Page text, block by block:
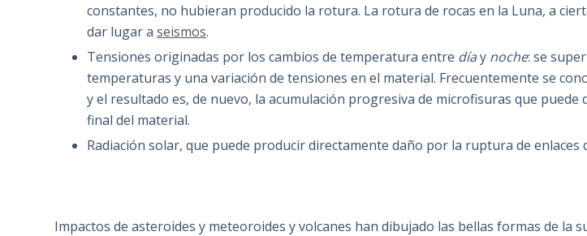
constantes, no hubieran producido la rotura. La rotura de rocas en la Luna, a
dar lugar aseismos.
Tensiones originadas por los cambios de temperatura entre díay noche: se
temperaturas y una variación de tensiones en el material. Frecuentemente se
y el resultado es, de nuevo, la acumulación progresiva de microfisuras que
final del material.
Radiación solar, que puede producir directamente daño por la ruptura de enlaces
Impactos de asteroides y meteoroides y volcanes han dibujado las bellas formas de la